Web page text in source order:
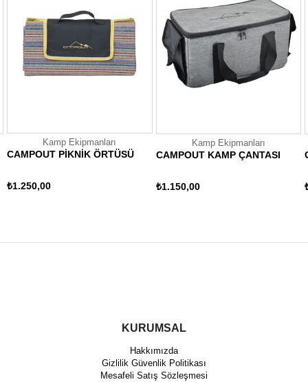
Kamp Ekipmanları
CAMPOUT PİKNİK ÖRTÜSÜ
₺1.250,00
Kamp Ekipmanları
CAMPOUT KAMP ÇANTASI
₺1.150,00
KURUMSAL
Hakkımızda
Gizlilik Güvenlik Politikası
Mesafeli Satış Sözleşmesi